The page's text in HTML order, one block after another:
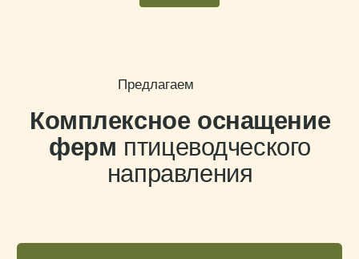
Системы испарительного охлаждения
тепловой стресс
корма и воды поддерживают
нагреватели поддерживают
температуру в холодный сезон
Отопление
Промышленные осевые вентиляторы